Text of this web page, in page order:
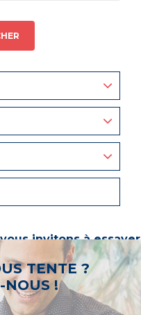
invitons à essayer
un « métier ».
TENTE ?
NOUS !